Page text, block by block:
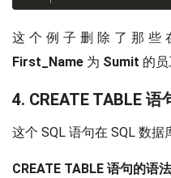
这个例子删除了那些
First_Name 为 Sumit 的员
4. CREATE TABLE 语
这个 SQL 语句在 SQL 数据
CREATE TABLE 语句的语